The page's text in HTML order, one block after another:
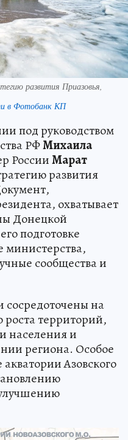
развития Приазовья,
в Фотобанк КП
под руководством
РФМихаила
РоссииМарат
развития
охватывает
Донецкой
подготовке
министерства,
сообщества и
сосредоточены на
роста территорий,
населения и
региона. Особое
Азовского